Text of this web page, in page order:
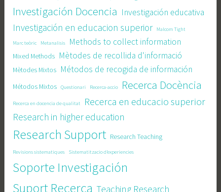
Investigación Docencia Investigación educativa
Investigación en educacion superior Malcom Tight
Marc teòric Metanalisis Methods to collect information
Mixed Methods Mètodes de recollida d'informació
Mètodes Mixtos Métodos de recogida de información
Métodos Mixtos Questionari Recerca-accio Recerca Docència
Recerca en docencia de qualitat Recerca en educacio superior
Research in higher education
Research Support Research Teaching
Revisions sistematiques Sistematitzacio d’experiencies
Soporte Investigación
Suport Recerca Teaching Research